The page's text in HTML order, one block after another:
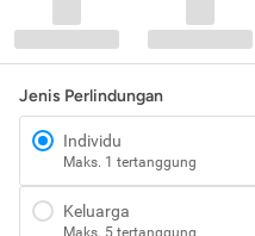
Jenis Perlindungan
Individu
Maks. 1 tertanggung
Keluarga
Maks. 5 tertanggung